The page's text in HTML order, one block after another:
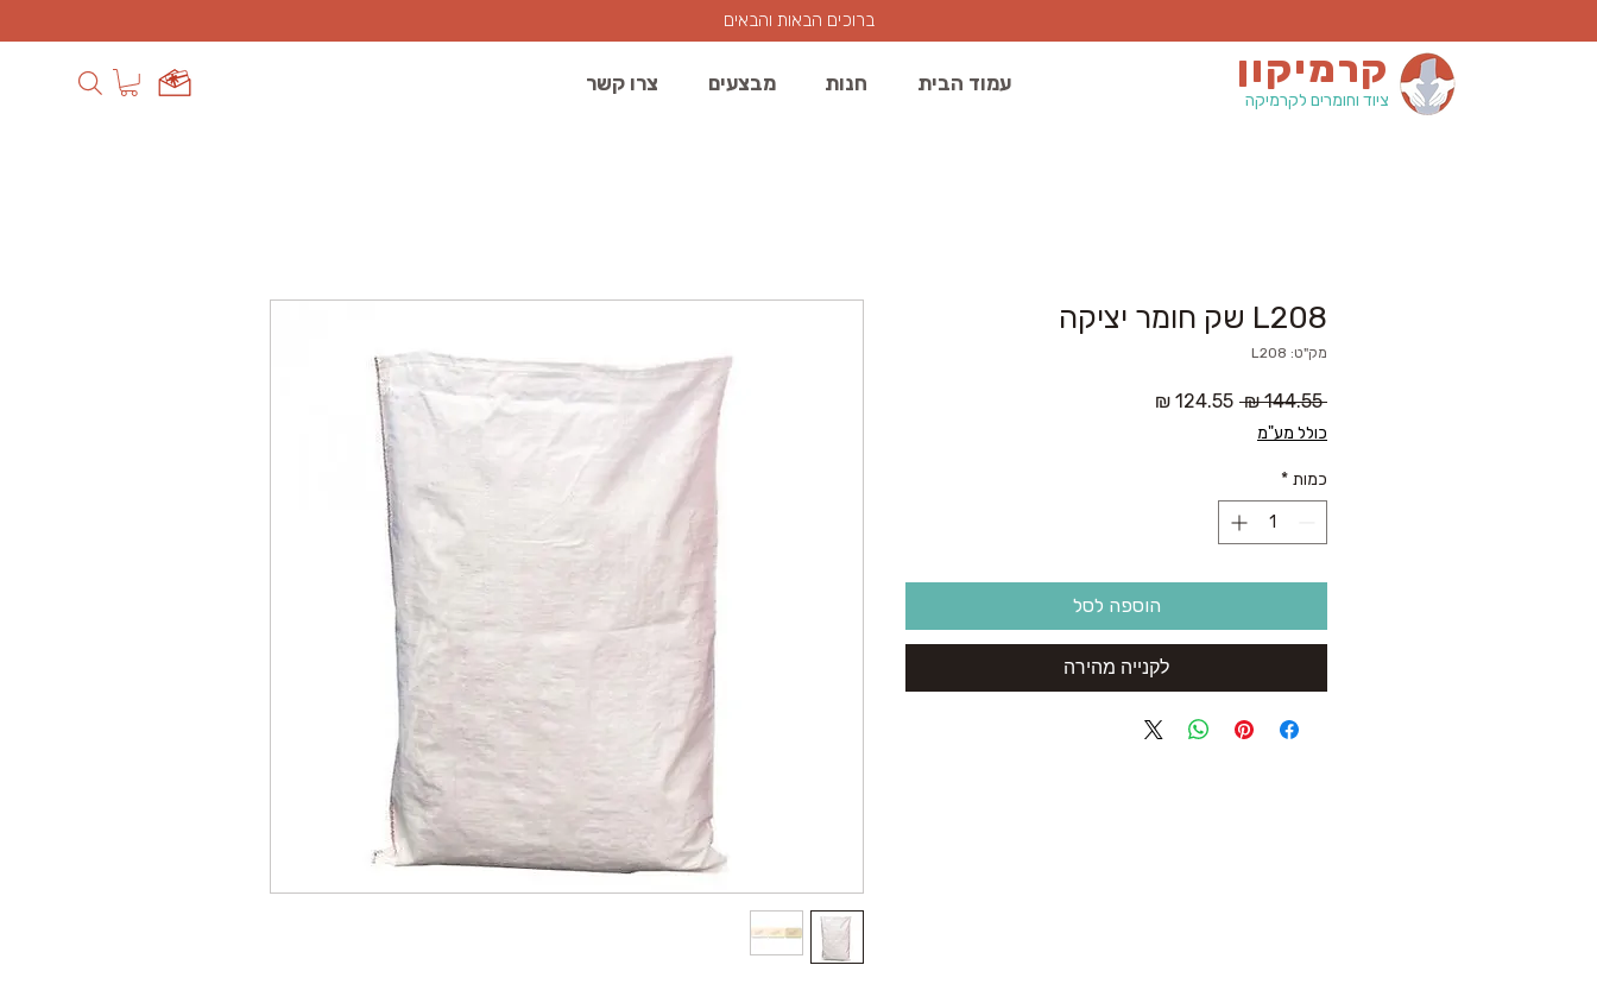
עמוד הבית חנות מבצעים צרו קשר קרמיקון
ציוד וחומרים לקרמיקה
ברוכים הבאות והבאים
L208 שק חומר יציקה
מק"ט: L208
‏144.55 ‏₪
מחיר
כולל מע"מ
כמות *
הוספה לסל
לקנייה מהירה